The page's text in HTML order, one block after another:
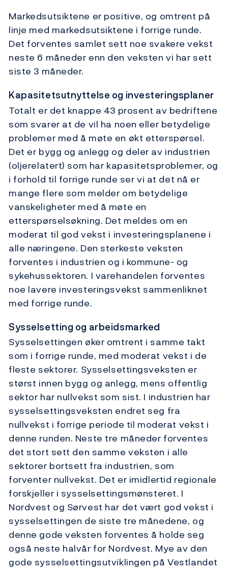
Markedsutsiktene er positive, og omtrent på
linje med markedsutsiktene i forrige runde.
Det forventes samlet sett noe svakere vekst
neste 6 måneder enn den veksten vi har sett
siste 3 måneder.
Kapasitetsutnyttelse og investeringsplaner
Totalt er det knappe 43 prosent av bedriftene
som svarer at de vil ha noen eller betydelige
problemer med å møte en økt etterspørsel.
Det er bygg og anlegg og deler av industrien
(oljerelatert) som har kapasitetsproblemer, og
i forhold til forrige runde ser vi at det nå er
mange flere som melder om betydelige
vanskeligheter med å møte en
etterspørselsøkning. Det meldes om en
moderat til god vekst i investeringsplanene i
alle næringene. Den sterkeste veksten
forventes i industrien og i kommune- og
sykehussektoren. I varehandelen forventes
noe lavere investeringsvekst sammenliknet
med forrige runde.
Sysselsetting og arbeidsmarked
Sysselsettingen øker omtrent i samme takt
som i forrige runde, med moderat vekst i de
fleste sektorer. Sysselsettingsveksten er
størst innen bygg og anlegg, mens offentlig
sektor har nullvekst som sist. I industrien har
sysselsettingsveksten endret seg fra
nullvekst i forrige periode til moderat vekst i
denne runden. Neste tre måneder forventes
det stort sett den samme veksten i alle
sektorer bortsett fra industrien, som
forventer nullvekst. Det er imidlertid regionale
forskjeller i sysselsettingsmønsteret. I
Nordvest og Sørvest har det vært god vekst i
sysselsettingen de siste tre månedene, og
denne gode veksten forventes å holde seg
også neste halvår for Nordvest. Mye av den
gode sysselsettingsutviklingen på Vestlandet